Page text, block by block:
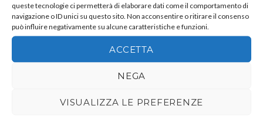
queste tecnologie ci permetterà di elaborare dati come il comportamento di
navigazione o ID unici su questo sito. Non acconsentire o ritirare il consenso
può influire negativamente su alcune caratteristiche e funzioni.
ACCETTA
NEGA
VISUALIZZA LE PREFERENZE